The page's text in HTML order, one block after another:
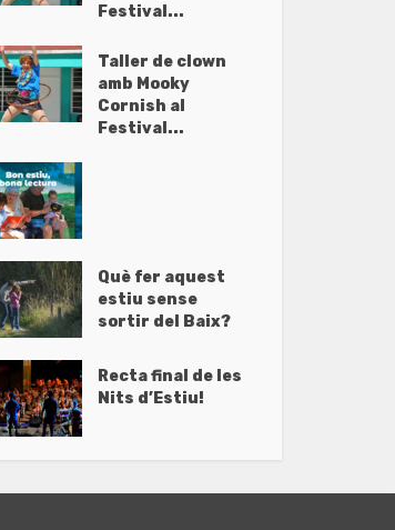
Festival...
Taller de clown
amb Mooky
Cornish al
Festival...
Què fer aquest
estiu sense
sortir del Baix?
Recta final de les
Nits d’Estiu!